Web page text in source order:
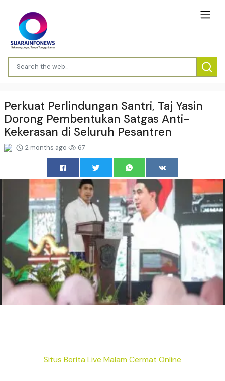
Perkuat Perlindungan Santri, Taj Yasin
Dorong Pembentukan Satgas Anti-
Kekerasan di Seluruh Pesantren
2 months ago 67
Situs Berita Live Malam Cermat Online